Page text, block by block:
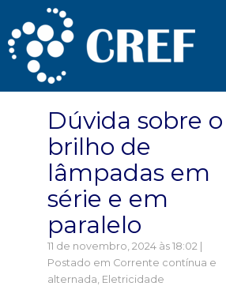
Dúvida sobre o
brilho de
lâmpadas em
série e em
paralelo
11 de novembro, 2024 às 18:02 |
Postado em Corrente contínua e
alternada, Eletricidade